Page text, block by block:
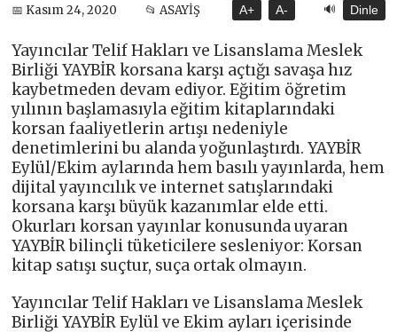
📅 Kasım 24, 2020 📂 ASAYİŞ A+ A- 🔊 Dinle
Yayıncılar Telif Hakları ve Lisanslama Meslek
Birliği YAYBİR korsana karşı açtığı savaşa hız
kaybetmeden devam ediyor. Eğitim öğretim
yılının başlamasıyla eğitim kitaplarındaki
korsan faaliyetlerin artışı nedeniyle
denetimlerini bu alanda yoğunlaştırdı. YAYBİR
Eylül/Ekim aylarında hem basılı yayınlarda, hem
dijital yayıncılık ve internet satışlarındaki
korsana karşı büyük kazanımlar elde etti.
Okurları korsan yayınlar konusunda uyaran
YAYBİR bilinçli tüketicilere sesleniyor: Korsan
kitap satışı suçtur, suça ortak olmayın.
Yayıncılar Telif Hakları ve Lisanslama Meslek
Birliği YAYBİR Eylül ve Ekim ayları içerisinde